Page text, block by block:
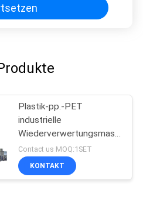
Plastik-pp.-PET
industrielle
Wiederverwertungsmaschinen
mit Wartung der
Lebenszeit-SUS304
Contact us MOQ:1SET
KONTAKT